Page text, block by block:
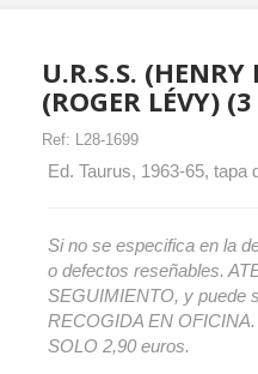
U.R.S.S.
(ROGER LÉVY)
Ref: L28-1699
Ed. Taurus, 1963-65,
Si no se especifica en la
o defectos reseñables.
SEGUIMIENTO, y puede
RECOGIDA EN
SOLO 2,90 euros.